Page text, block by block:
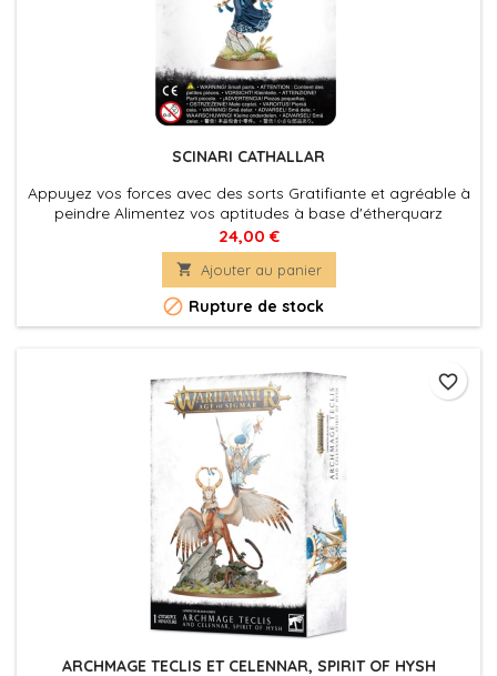
SCINARI CATHALLAR
Appuyez vos forces avec des sorts Gratifiante et agréable à
peindre Alimentez vos aptitudes à base d'étherquarz
24,00 €
 Ajouter au panier
 Rupture de stock
ARCHMAGE TECLIS ET CELENNAR, SPIRIT OF HYSH
favorite_border